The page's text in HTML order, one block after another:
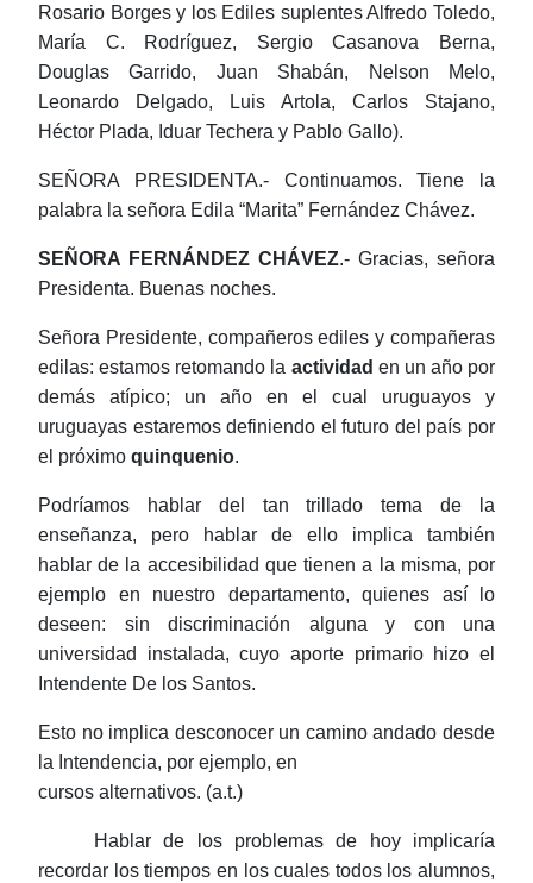
Rosario Borgesy los Ediles suplentes Alfredo Toledo,
María C. Rodríguez, Sergio Casanova Berna,
Douglas Garrido, Juan Shabán, Nelson Melo,
Leonardo Delgado,
Luis Artola, Carlos Stajano,
Héctor Plada, Iduar Techera y Pablo Gallo).
SEÑORA PRESIDENTA.- Continuamos. Tiene la
palabra la señora Edila “Marita” Fernández Chávez.
SEÑORA FERNÁNDEZ CHÁVEZ.- Gracias, señora
Presidenta. Buenas noches.
Señora Presidente, compañeros ediles y compañeras
edilas: estamos retomando la actividad en un año por
demás atípico; un año en el cual uruguayos y
uruguayas estaremos definiendo el futuro del país por
el próximo quinquenio.
Podríamos hablar del tan trillado tema de la
enseñanza, pero hablar de ello implica también
hablar de la accesibilidad que tienen a la misma, por
ejemplo en nuestro departamento, quienes así lo
deseen: sin discriminación alguna y con una
universidad instalada, cuyo aporte primario hizo el
Intendente De los Santos.
Esto no implica desconocer un camino andado desde
la Intendencia, por ejemplo, en
cursos alternativos. (a.t.)
Hablar de los problemas de hoy implicaría
recordar los tiempos en los cuales todos los alumnos,